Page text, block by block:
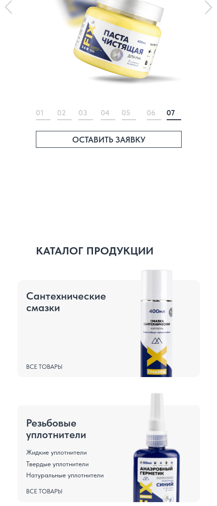
ОСТАВИТЬ ЗАЯВКУ
06 07
05
04
03
01 02
КАТАЛОГ ПРОДУКЦИИ
Сантехнические
cмазки
Резьбовые
уплотнители
Твердые уплотнители
Жидкие уплотнители
Натуральные уплотнители
ВСЕ ТОВАРЫ
ВСЕ ТОВАРЫ